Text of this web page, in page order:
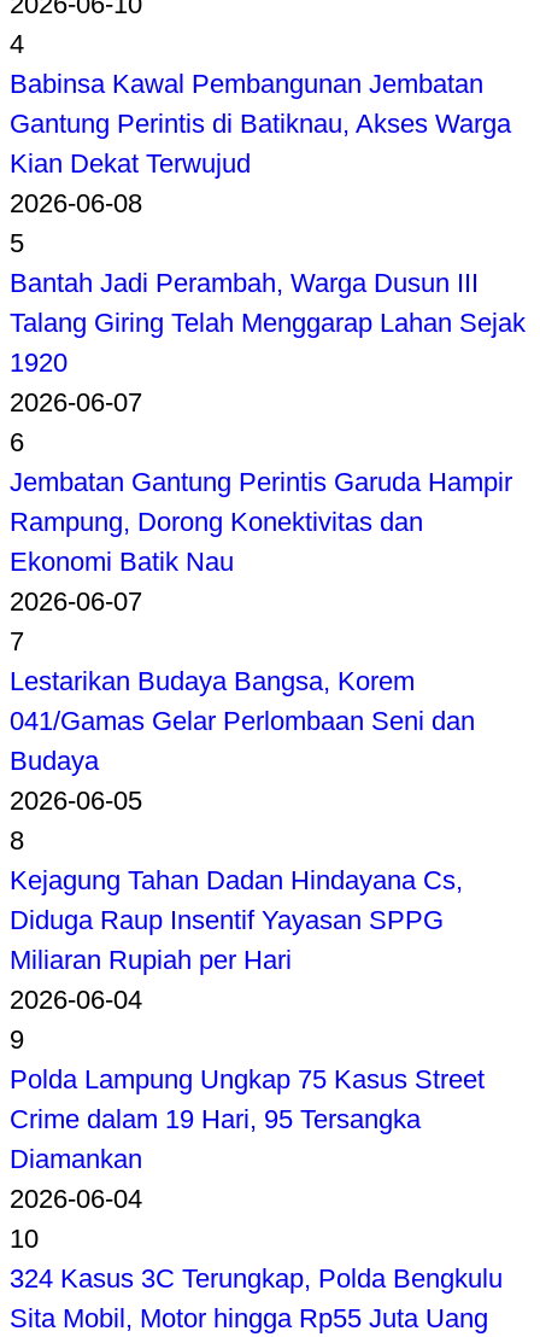
4
Babinsa Kawal Pembangunan Jembatan
Gantung Perintis di Batiknau, Akses Warga
Kian Dekat Terwujud
2026-06-08
5
Bantah Jadi Perambah, Warga Dusun III
Talang Giring Telah Menggarap Lahan Sejak
1920
2026-06-07
6
Jembatan Gantung Perintis Garuda Hampir
Rampung, Dorong Konektivitas dan
Ekonomi Batik Nau
2026-06-07
7
Lestarikan Budaya Bangsa, Korem
041/Gamas Gelar Perlombaan Seni dan
Budaya
2026-06-05
8
Kejagung Tahan Dadan Hindayana Cs,
Diduga Raup Insentif Yayasan SPPG
Miliaran Rupiah per Hari
2026-06-04
9
Polda Lampung Ungkap 75 Kasus Street
Crime dalam 19 Hari, 95 Tersangka
Diamankan
2026-06-04
10
324 Kasus 3C Terungkap, Polda Bengkulu
Sita Mobil, Motor hingga Rp55 Juta Uang